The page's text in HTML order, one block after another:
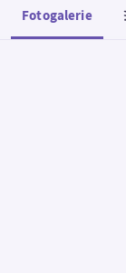
Fotogalerie